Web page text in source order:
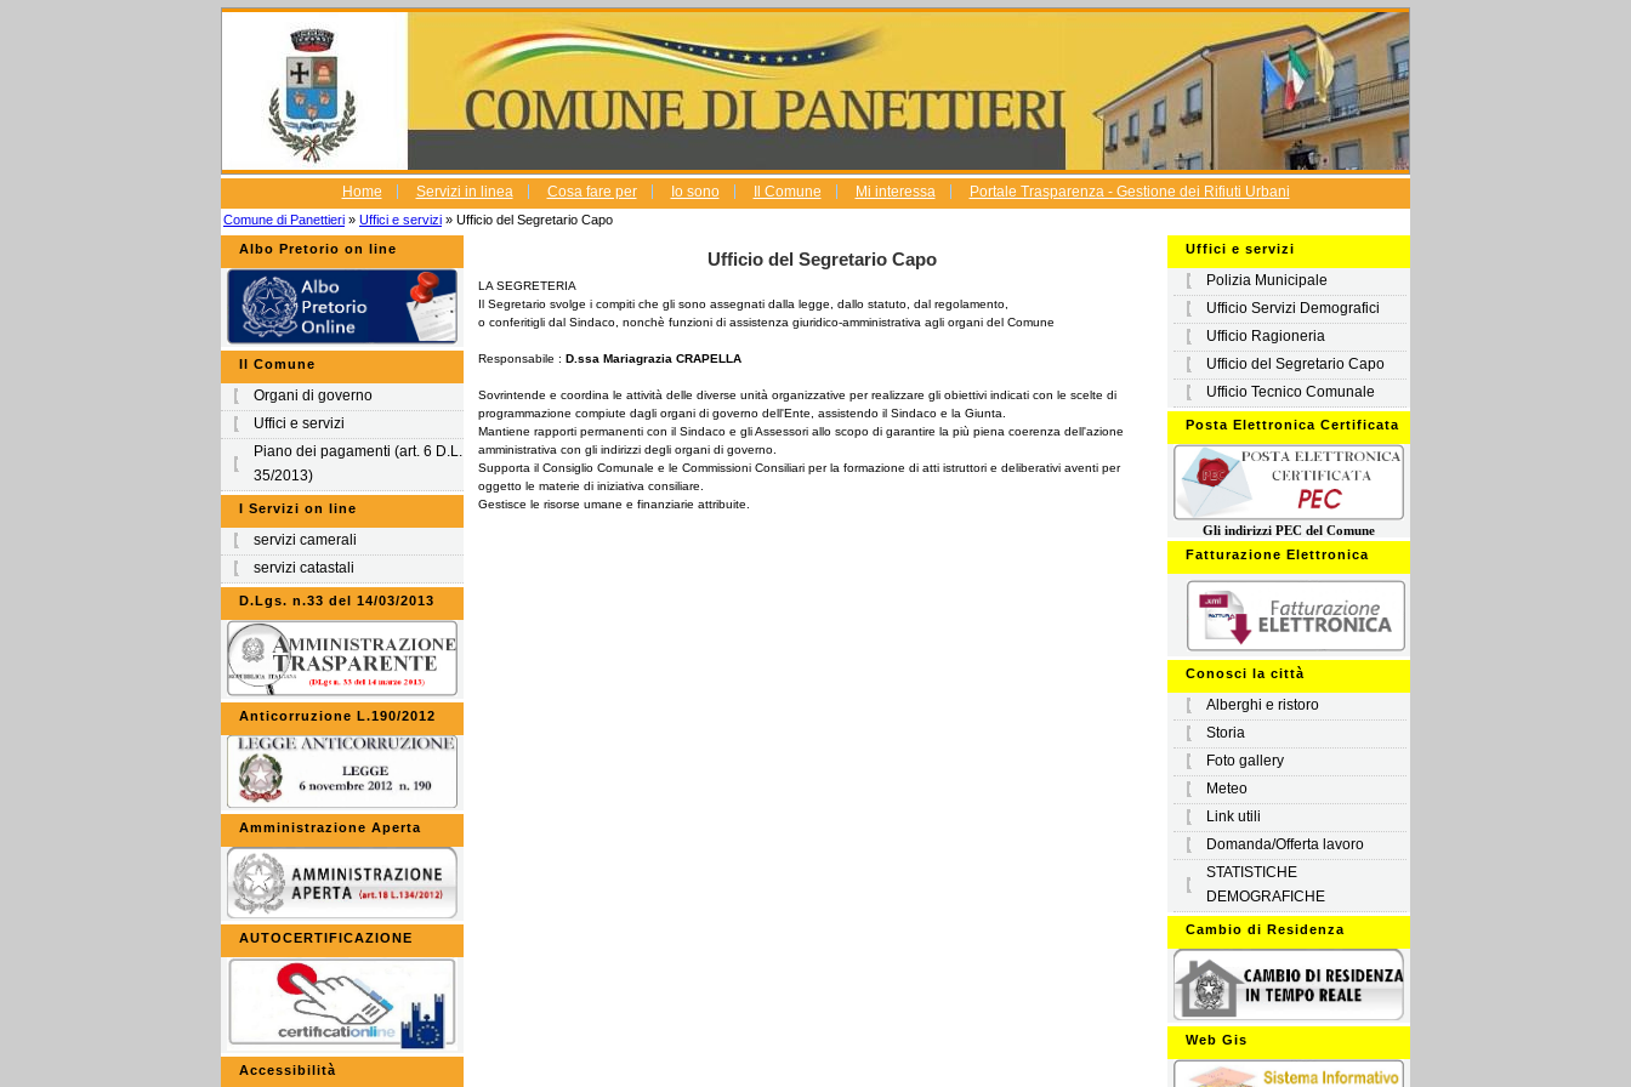
Home Servizi in linea Cosa fare per Io sono Il Comune Mi interessa Portale Trasparenza - Gestione dei Rifiuti Urbani
Comune di Panettieri » Uffici e servizi » Ufficio del Segretario Capo
Albo Pretorio on line
Il Comune
Organi di governo
Uffici e servizi
Piano dei pagamenti (art. 6 D.L.
35/2013)
I Servizi on line
servizi camerali
servizi catastali
D.Lgs. n.33 del 14/03/2013
Anticorruzione L.190/2012
Amministrazione Aperta
AUTOCERTIFICAZIONE
Accessibilità
Uffici e servizi
Polizia Municipale
Ufficio Servizi Demografici
Ufficio Ragioneria
Ufficio del Segretario Capo
Ufficio Tecnico Comunale
Posta Elettronica Certificata
Gli indirizzi PEC del Comune
Fatturazione Elettronica
Conosci la città
Alberghi e ristoro
Storia
Foto gallery
Meteo
Link utili
Domanda/Offerta lavoro
STATISTICHE
DEMOGRAFICHE
Cambio di Residenza
Web Gis
Ufficio del Segretario Capo
LA SEGRETERIA
Il Segretario svolge i compiti che gli sono assegnati dalla legge, dallo statuto, dal regolamento,
o conferitigli dal Sindaco, nonchè funzioni di assistenza giuridico-amministrativa agli organi del Comune
Responsabile : D.ssa Mariagrazia CRAPELLA
Sovrintende e coordina le attività delle diverse unità organizzative per realizzare gli obiettivi indicati con le scelte di
programmazione compiute dagli organi di governo dell'Ente, assistendo il Sindaco e la Giunta.
Mantiene rapporti permanenti con il Sindaco e gli Assessori allo scopo di garantire la più piena coerenza dell'azione
amministrativa con gli indirizzi degli organi di governo.
Supporta il Consiglio Comunale e le Commissioni Consiliari per la formazione di atti istruttori e deliberativi aventi per
oggetto le materie di iniziativa consiliare.
Gestisce le risorse umane e finanziarie attribuite.